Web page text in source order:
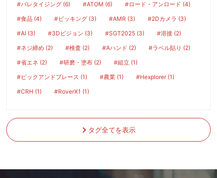
#パレタイジング (6)
#ATOM (6)
#ロード・アンロード (4)
#食品 (4)
#ピッキング (3) #AMR (3)
#2Dカメラ (3)
#AI (3)
#3Dビジョン (3) #SGT2025 (3)
#溶接 (2)
#ネジ締め (2)
#検査 (2) #Aハンド (2)
#ラベル貼り (2)
#省エネ (2)
#研磨・塗布 (2)
#組立 (1)
#ピックアンドプレース (1)
#農業 (1)
#Hexplorer (1)
#CRH (1)
#RoverX1 (1)
タグ全てを表示